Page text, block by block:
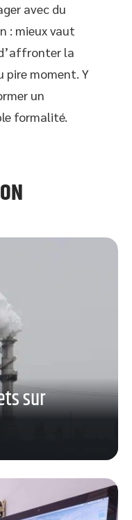
avec du
: mieux vaut
la
pire moment. Y
un
formalité.
sur